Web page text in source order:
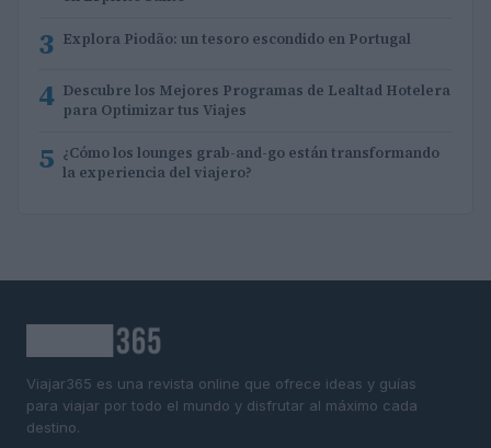
3 Explora Piodão: un tesoro escondido en Portugal
4 Descubre los Mejores Programas de Lealtad Hotelera
para Optimizar tus Viajes
5 ¿Cómo los lounges grab-and-go están transformando
la experiencia del viajero?
Viajar365 es una revista online que ofrece ideas y guías
para viajar por todo el mundo y disfrutar al máximo cada
destino.